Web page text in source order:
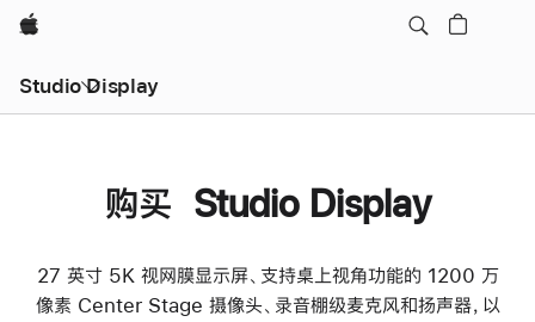
Apple
Studio Display
购买 Studio Display
27 英寸 5K 视网膜显示屏、支持桌上视角功能的 1200 万
像素 Center Stage 摄像头、录音棚级麦克风和扬声器，以